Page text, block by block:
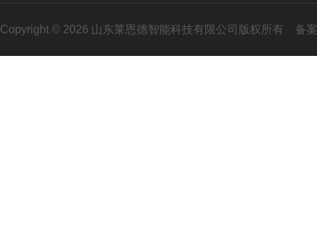
Copyright © 2026 山东莱恩德智能科技有限公司版权所有 备